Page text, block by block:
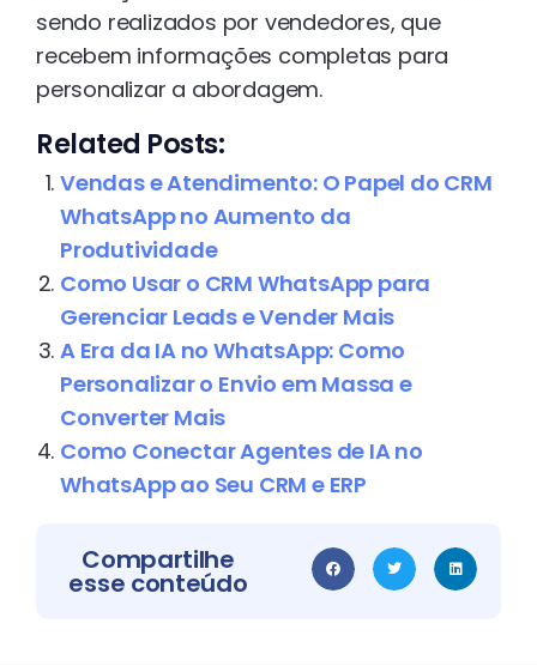
sendo realizados por vendedores, que
recebem informações completas para
personalizar a abordagem.
Related Posts:
Vendas e Atendimento: O Papel do CRM
WhatsApp no Aumento da
Produtividade
Como Usar o CRM WhatsApp para
Gerenciar Leads e Vender Mais
A Era da IA no WhatsApp: Como
Personalizar o Envio em Massa e
Converter Mais
Como Conectar Agentes de IA no
WhatsApp ao Seu CRM e ERP
Compartilhe
esse conteúdo